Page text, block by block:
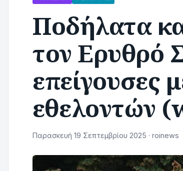
Ποδήλατα
τον Ερυθρό
επείγουσες
εθελοντών
Παρασκευή 19 Σεπτεμβρίου 2025 · roinews